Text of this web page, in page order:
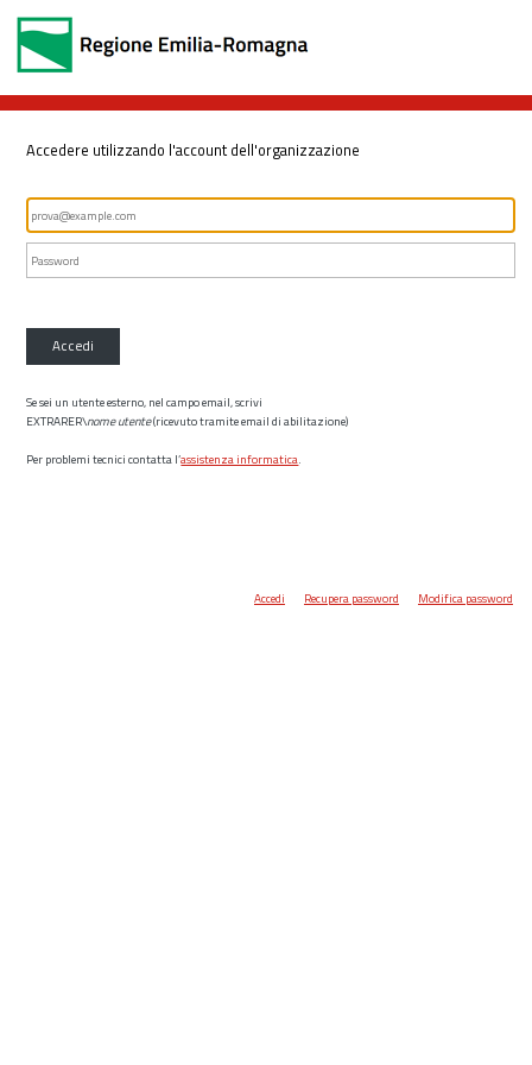
Accedere utilizzando l'account dell'organizzazione
Accedi
Se sei un utente esterno, nel campo email, scrivi
EXTRARER\nome utente(ricevuto tramite email di abilitazione)
Per problemi tecnici contatta l’assistenza informatica.
Accedi Recupera password Modifica password